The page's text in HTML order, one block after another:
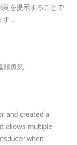
覚を提示することで
．
勇気
and created a
allows multiple
when